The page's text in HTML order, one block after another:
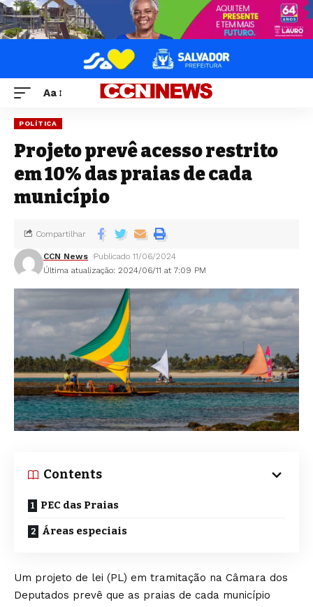
Aa
POLÍTICA
Projeto prevê acesso restrito
em 10% das praias de cada
município
Última atualização: 2024/06/11 at 7:09 PM
CCN News Publicado 11/06/2024
Compartilhar
Contents
PEC das Praias
Áreas especiais
Um projeto de lei (PL) em tramitação na Câmara dos
Deputados prevê que as praias de cada município